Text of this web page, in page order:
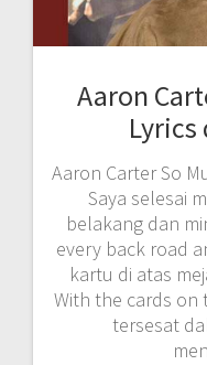
Aaron
Lyrics
Aaron Carter So
Saya selesai
belakang dan
every back road
kartu di atas
With the cards on
tersesat